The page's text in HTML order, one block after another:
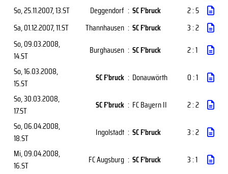
So, 25.11.2007, 13.ST Deggendorf : SC F'bruck
2 : 5
Sa, 01.12.2007, 11.ST Thannhausen : SC F'bruck
3 : 2
So, 09.03.2008,
14.ST
Burghausen : SC F'bruck
2 : 1
So, 16.03.2008,
15.ST
SC F'bruck : Donauwörth
0 : 1
So, 30.03.2008,
17.ST
SC F'bruck : FC Bayern II
2 : 2
So, 06.04.2008,
18.ST
Ingolstadt : SC F'bruck
3 : 2
Mi, 09.04.2008,
16.ST
FC Augsburg : SC F'bruck
3 : 1